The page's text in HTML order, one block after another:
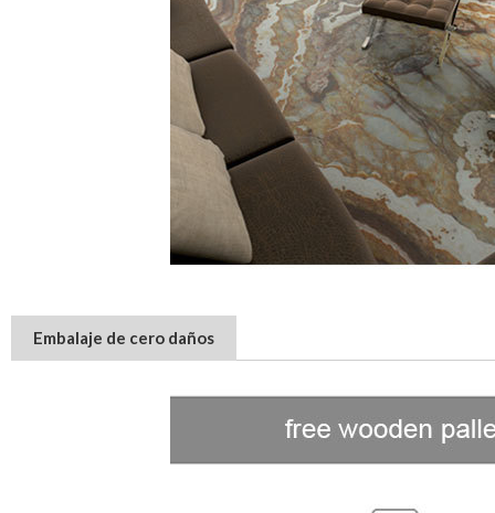
Embalaje de cero daños